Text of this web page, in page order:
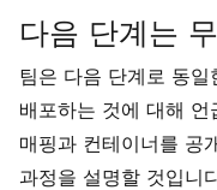
다음 단계는
팀은 다음 단계로 동
배포하는 것에 대해 언
매핑과 컨테이너를 공
과정을 설명할 것입니